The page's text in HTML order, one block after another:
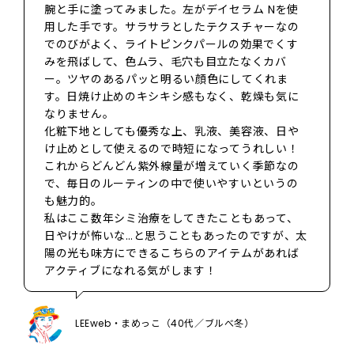
腕と手に塗ってみました。左がデイセラム Nを使
用した手です。サラサラとしたテクスチャーなの
でのびがよく、ライトピンクパールの効果でくす
みを飛ばして、色ムラ、毛穴も目立たなくカバ
ー。ツヤのあるパッと明るい顔色にしてくれま
す。日焼け止めのキシキシ感もなく、乾燥も気に
なりません。
化粧下地としても優秀な上、乳液、美容液、日や
け止めとして使えるので時短になってうれしい！
これからどんどん紫外線量が増えていく季節なの
で、毎日のルーティンの中で使いやすいというの
も魅力的。
私はここ数年シミ治療をしてきたこともあって、
日やけが怖いな…と思うこともあったのですが、太
陽の光も味方にできるこちらのアイテムがあれば
アクティブになれる気がします！
LEEweb・まめっこ（40代／ブルべ冬）